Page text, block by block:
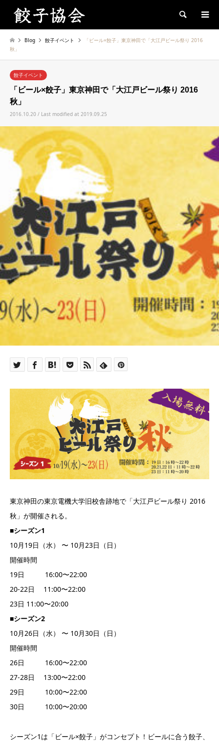
Search
Blog 餃子イベント
「ビール×餃子」東京神田で「大江戸ビール祭り 2016
秋」
餃子イベント
「ビール×餃子」東京神田で「大江戸ビール祭り 2016
秋」
2016.10.20 / Last modified at 2019.09.25
東京神田の東京電機大学旧校舎跡地で「大江戸ビール祭り 2016
秋」が開催される。
■シーズン1
10月19日（水） 〜 10月23日（日）
開催時間
19日 16:00〜22:00
20-22日 11:00〜22:00
23日 11:00〜20:00
■シーズン2
10月26日（水） 〜 10月30日（日）
開催時間
26日 16:00〜22:00
27-28日 13:00〜22:00
29日 10:00〜22:00
30日 10:00〜20:00
シーズン1は「ビール×餃子」がコンセプト！ビールに合う餃子、